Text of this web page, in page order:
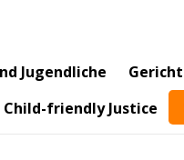
navigation
Jugendliche
Child-friendly Justice